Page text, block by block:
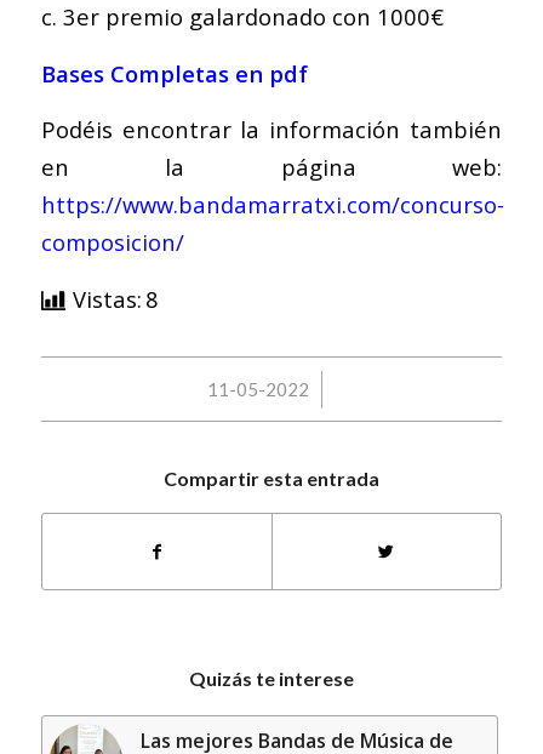
c. 3er premio galardonado con 1000€
Bases Completas en pdf
Podéis encontrar la información también
en la página web:
https://www.bandamarratxi.com/concurso-
composicion/
Vistas: 8
11-05-2022
/
Compartir esta entrada
Quizás te interese
Las mejores Bandas de Música de